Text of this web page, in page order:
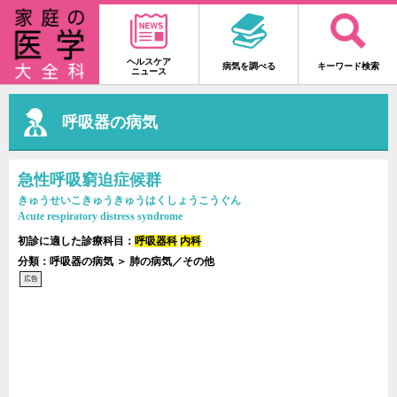
ヘルスケア
ニュース
病気を調べる キーワード検索
呼吸器の病気
急性呼吸窮迫症候群
きゅうせいこきゅうきゅうはくしょうこうぐん
Acute respiratory distress syndrome
初診に適した診療科目： 呼吸器科 内科
分類：呼吸器の病気 ＞ 肺の病気／その他
広告